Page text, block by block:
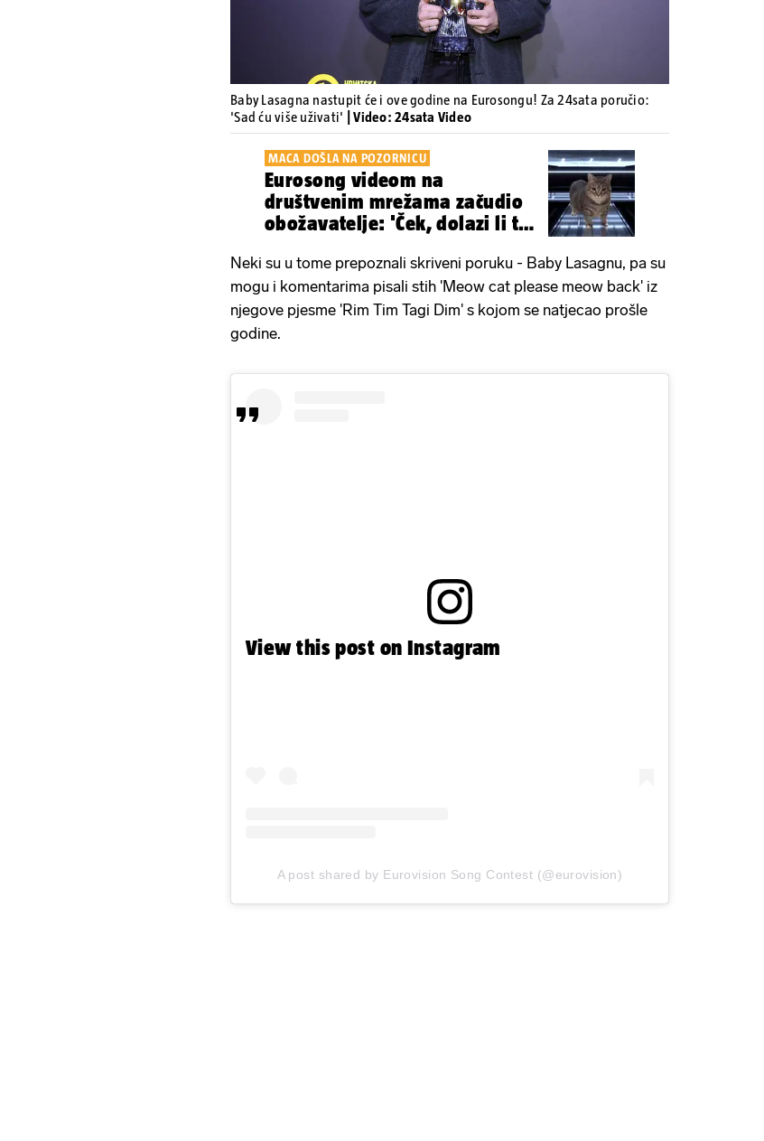
Baby Lasagna nastupit će i ove godine na Eurosongu! Za 24sata poručio:
'Sad ću više uživati'
| Video: 24sata Video
MACA DOŠLA NA POZORNICU
Eurosong videom na
društvenim mrežama začudio
obožavatelje: 'Ček, dolazi li to
Neki su u tome prepoznali skriveni poruku - Baby Lasagnu, pa su
mogu i komentarima pisali stih 'Meow cat please meow back' iz
njegove pjesme 'Rim Tim Tagi Dim' s kojom se natjecao prošle
godine.
View this post on Instagram
A post shared by Eurovision Song Contest (@eurovision)